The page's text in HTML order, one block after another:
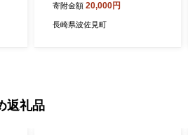
HIYAMAJAPAN】 [CB74]
寄附金額 20,000円
長崎県波佐見町
返礼品